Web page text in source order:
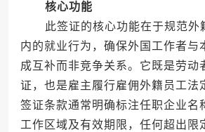
核心功能
此签证的核心功能在于规范外
内的就业行为，确保外国工作者与
成互补而非竞争关系。它既是劳动
证，也是雇主履行雇佣外籍员工法
签证条款通常明确标注任职企业名
工作区域及有效期限，任何超出限